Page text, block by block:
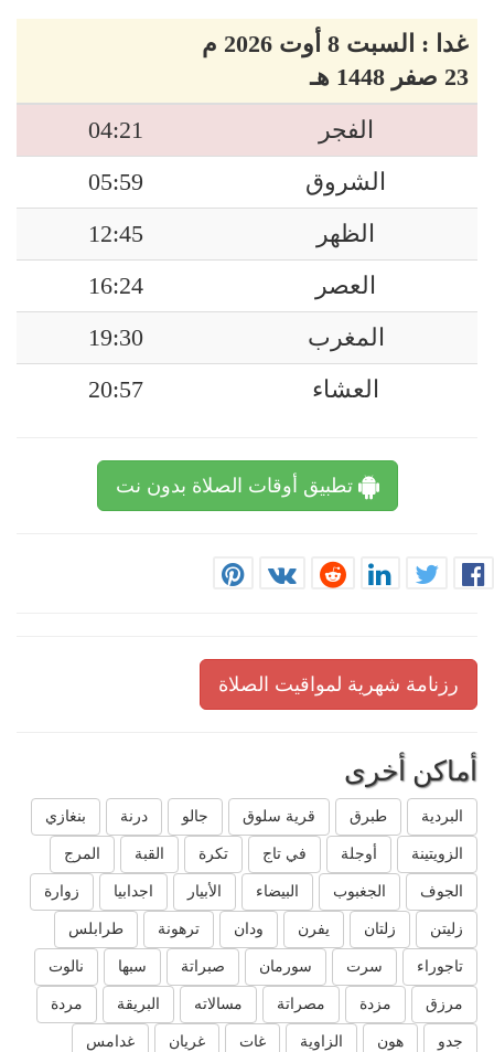
غدا : السبت 8 أوت 2026 م
23 صفر 1448 هـ
الفجر
04:21
الشروق
05:59
الظهر
12:45
العصر
16:24
المغرب
19:30
العشاء
20:57
تطبيق أوقات الصلاة بدون نت
رزنامة شهرية لمواقيت الصلاة
أماكن أخرى
البردية طبرق قرية سلوق جالو درنة بنغازي
الزويتينة أوجلة في تاج تكرة القبة المرج
الجوف الجغبوب البيضاء الأبيار اجدابيا زوارة
زليتن زلتان يفرن ودان ترهونة طرابلس
تاجوراء سرت سورمان صبراتة سبها نالوت
مرزق مزدة مصراتة مسالاته البريقة مردة
جدو هون الزاوية غات غريان غدامس